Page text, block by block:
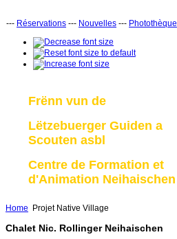
--- Réservations --- Nouvelles --- Photothèque
Frënn vun de
Lëtzebuerger Guiden a
Scouten asbl
Centre de Formation et
d'Animation Neihaischen
Home Projet Native Village
Chalet Nic. Rollinger Neihaischen